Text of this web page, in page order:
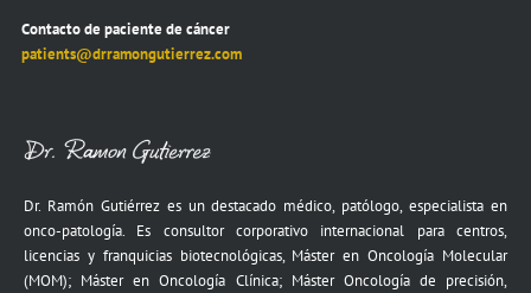
Contacto de paciente de cáncer
patients@drramongutierrez.com
Dr. Ramón Gutiérrez es un destacado médico, patólogo, especialista en
onco-patología. Es consultor corporativo internacional para centros,
licencias y franquicias biotecnológicas, Máster en Oncología Molecular
(MOM); Máster en Oncología Clínica; Máster Oncología de precisión,